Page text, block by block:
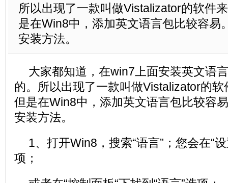
所以出现了一款叫做Vistalizator的软件
是在Win8中，添加英文语言包比较容易
安装方法。
大家都知道，在win7上面安装英文语
的。所以出现了一款叫做Vistalizator的
但是在Win8中，添加英文语言包比较容
安装方法。
1、打开Win8，搜索“语言”；您会在“
项；